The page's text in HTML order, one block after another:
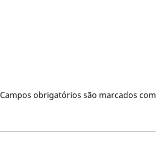
Campos obrigatórios são marcados com